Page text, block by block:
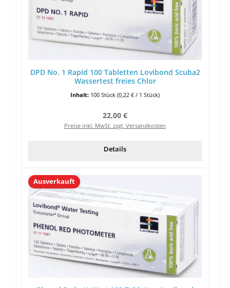
DPD No. 1 Rapid 100 Tabletten Lovibond Scuba2
Wassertest freies Chlor
Inhalt: 100 Stück (0,22 € / 1 Stück)
Regulärer Preis:
22,00 €
Preise inkl. MwSt. zzgl. Versandkosten
Details
Ausverkauft